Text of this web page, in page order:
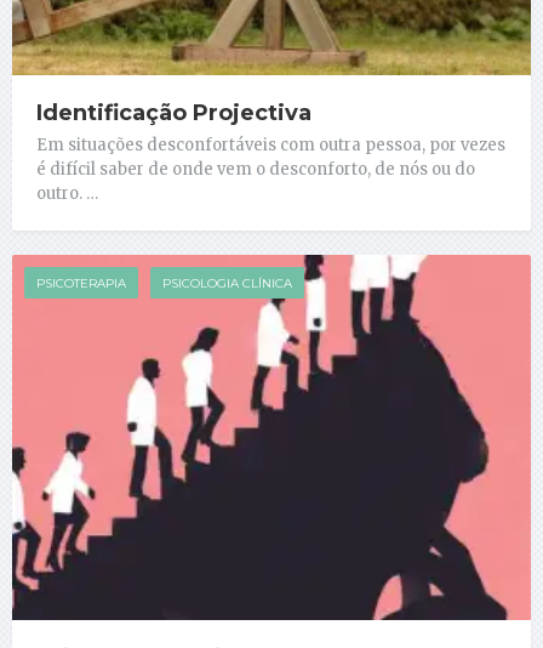
Identificação Projectiva
Em situações desconfortáveis com outra pessoa, por vezes
é difícil saber de onde vem o desconforto, de nós ou do
outro. …
PSICOTERAPIA PSICOLOGIA CLÍNICA